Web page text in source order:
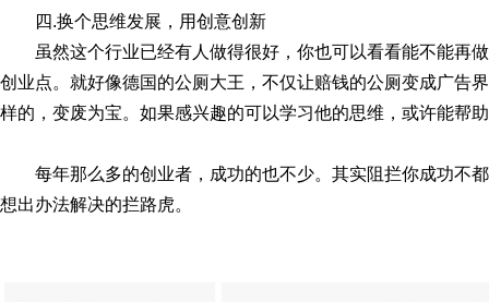
四.换个思维发展，用创意创新
虽然这个行业已经有人做得很好，你也可以看看能不能再
创业点。就好像德国的公厕大王，不仅让赔钱的公厕变成广告
样的，变废为宝。如果感兴趣的可以学习他的思维，或许能帮
每年那么多的创业者，成功的也不少。其实阻拦你成功不
想出办法解决的拦路虎。